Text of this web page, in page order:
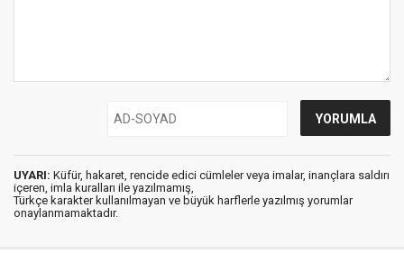
UYARI: Küfür, hakaret, rencide edici cümleler veya imalar, inançlara saldırı
içeren, imla kuralları ile yazılmamış,
Türkçe karakter kullanılmayan ve büyük harflerle yazılmış yorumlar
onaylanmamaktadır.